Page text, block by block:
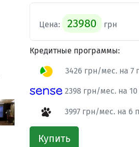
Цена: 23980 грн
Кредитные программы:
3426 грн/мес. на 7
2398 грн/мес. на
3997 грн/мес. на 6
Купить